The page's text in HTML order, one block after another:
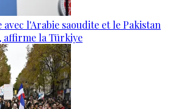
l'Arabie saoudite et le Pakistan
affirme la Türkiye